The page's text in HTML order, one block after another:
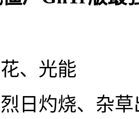
、光能
日灼烧、杂